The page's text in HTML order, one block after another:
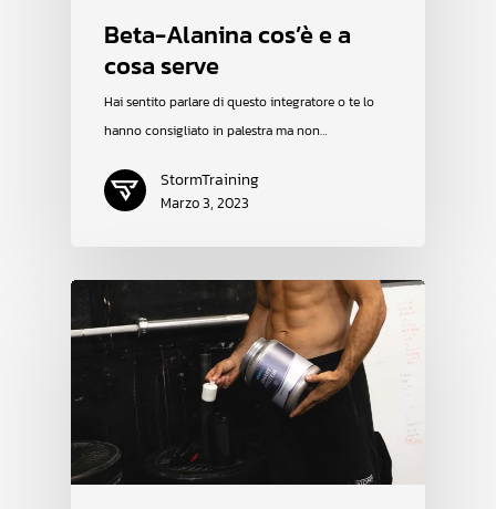
Beta-Alanina cos’è e a
cosa serve
Hai sentito parlare di questo integratore o te lo
hanno consigliato in palestra ma non…
StormTraining
Marzo 3, 2023